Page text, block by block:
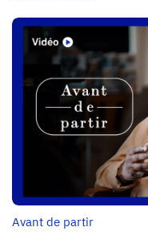
Avant de partir